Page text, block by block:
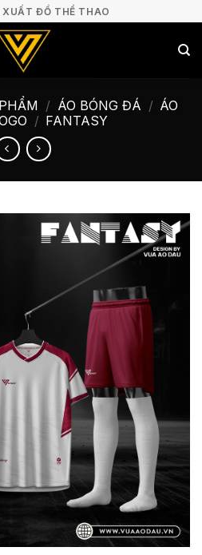
XUẤT ĐỒ THỂ THAO
/ ÁO BÓNG ĐÁ / ÁO
/ FANTASY